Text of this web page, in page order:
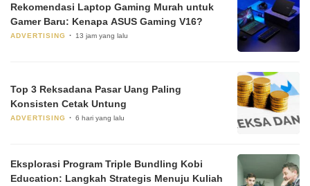
Rekomendasi Laptop Gaming Murah untuk
Gamer Baru: Kenapa ASUS Gaming V16?
ADVERTISING 13 jam yang lalu
Top 3 Reksadana Pasar Uang Paling
Konsisten Cetak Untung
ADVERTISING 6 hari yang lalu
Eksplorasi Program Triple Bundling Kobi
Education: Langkah Strategis Menuju Kuliah